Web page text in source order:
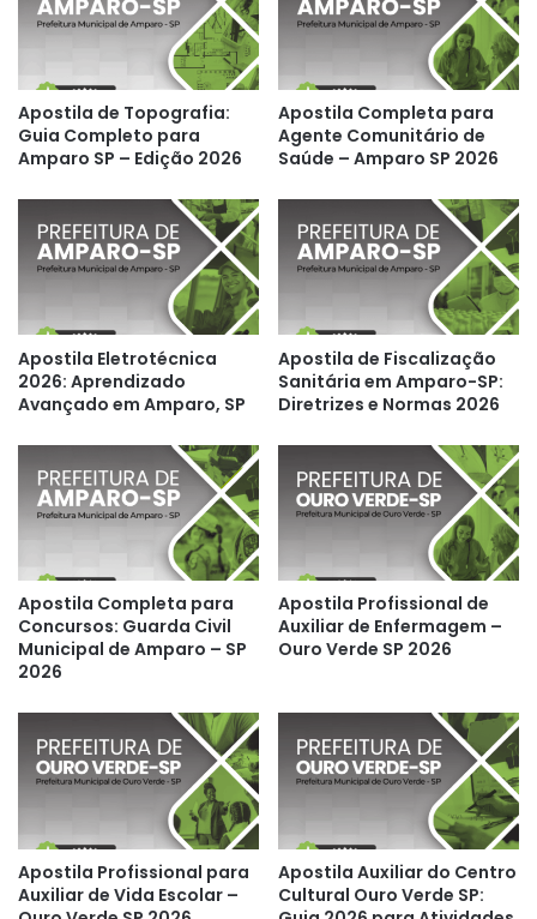
Apostila de Topografia:
Guia Completo para
Amparo SP – Edição 2026
Apostila Completa para
Agente Comunitário de
Saúde – Amparo SP 2026
Apostila Eletrotécnica
2026: Aprendizado
Avançado em Amparo, SP
Apostila de Fiscalização
Sanitária em Amparo-SP:
Diretrizes e Normas 2026
Apostila Completa para
Concursos: Guarda Civil
Municipal de Amparo – SP
2026
Apostila Profissional de
Auxiliar de Enfermagem –
Ouro Verde SP 2026
Apostila Profissional para
Auxiliar de Vida Escolar –
Apostila Auxiliar do Centro
Cultural Ouro Verde SP: